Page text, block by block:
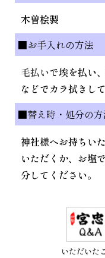
木曽桧製
■お手入れの方法
毛払いで埃を払い
などでカラ拭きし
■替え時・処分の方
神社様へお持ちい
いただくか、お塩
分してください。
いただいた